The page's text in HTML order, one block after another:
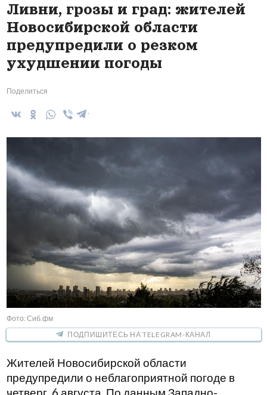
Ливни, грозы и град: жителей
Новосибирской области
предупредили о резком
ухудшении погоды
Поделиться
Фото: Сиб.фм
ПОДПИШИТЕСЬ НА TELEGRAM-КАНАЛ
Жителей Новосибирской области
предупредили о неблагоприятной погоде в